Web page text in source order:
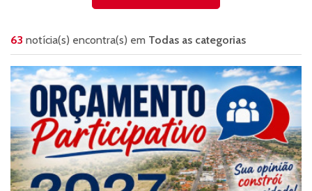
63 notícia(s) encontra(s) em Todas as categorias